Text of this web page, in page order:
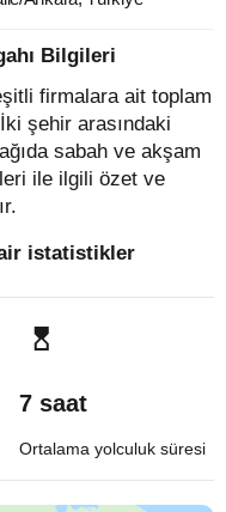
Bilgileri
firmalara ait toplam
şehir arasındaki
sabah ve akşam
ile ilgili özet ve
istatistikler
7 saat
Ortalama yolculuk süresi